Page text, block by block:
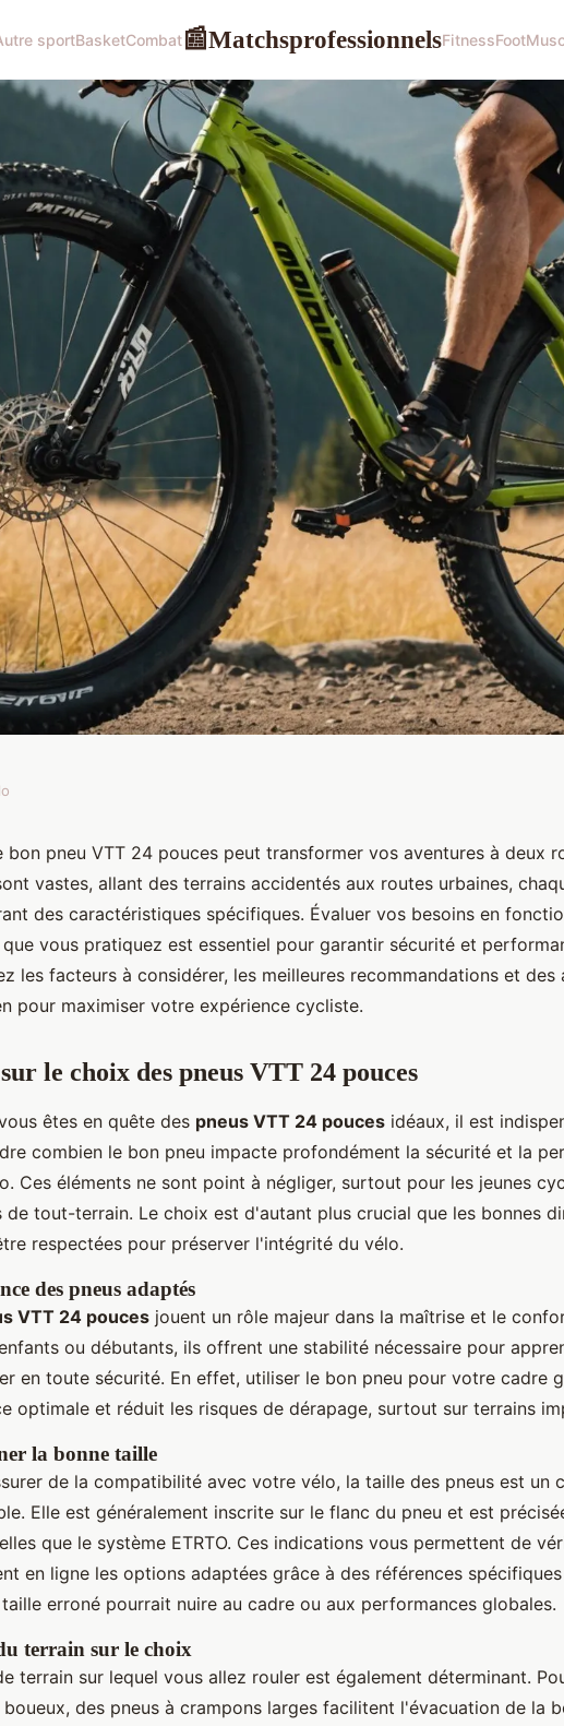
sportBasketCombat📰MatchsprofessionnelsFitnessFoot
: quel choix pour vos
bon pneu VTT 24 pouces peut transformer vos aventures à deux
vastes, allant des terrains accidentés aux routes urbaines,
des caractéristiques spécifiques. Évaluer vos besoins en
vous pratiquez est essentiel pour garantir sécurité et
les facteurs à considérer, les meilleures recommandations et des
pour maximiser votre expérience cycliste.
le choix des pneus VTT 24 pouces
êtes en quête des pneus VTT 24 pouces idéaux, il est
combien le bon pneu impacte profondément la sécurité et la
Ces éléments ne sont point à négliger, surtout pour les jeunes
de tout-terrain. Le choix est d'autant plus crucial que les bonnes
respectées pour préserver l'intégrité du vélo.
des pneus adaptés
VTT 24 pouces jouent un rôle majeur dans la maîtrise et le
ou débutants, ils offrent une stabilité nécessaire pour
en toute sécurité. En effet, utiliser le bon pneu pour votre cadre
optimale et réduit les risques de dérapage, surtout sur terrains
la bonne taille
de la compatibilité avec votre vélo, la taille des pneus est un
Elle est généralement inscrite sur le flanc du pneu et est
que le système ETRTO. Ces indications vous permettent de
en ligne les options adaptées grâce à des références
erroné pourrait nuire au cadre ou aux performances globales.
terrain sur le choix
terrain sur lequel vous allez rouler est également déterminant.
des pneus à crampons larges facilitent l'évacuation de la